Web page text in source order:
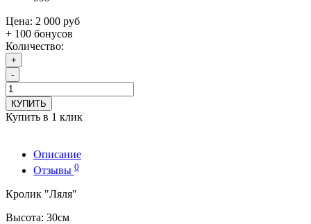
Цена: 2 000 руб
+ 100 бонусов
Количество:
+
-
КУПИТЬ
Купить в 1 клик
Описание
Отзывы 0
Кролик "Ляля"
Высота: 30см